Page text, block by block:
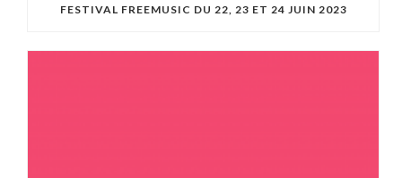
FESTIVAL FREEMUSIC DU 22, 23 ET 24 JUIN 2023